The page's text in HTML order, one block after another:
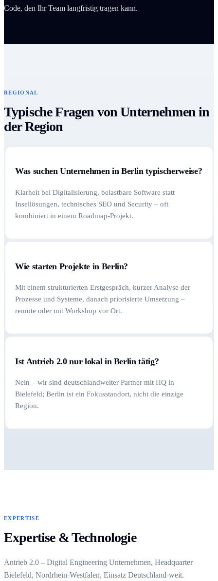
Code, den Ihr Team langfristig tragen kann.
REGIONAL
Typische Fragen von Unternehmen in
der Region
Was suchen Unternehmen in Berlin typischerweise?
Klarheit bei Digitalisierung, belastbare Software statt
Insellösungen, technisches SEO und Security – oft
kombiniert in einem Roadmap-Projekt.
Wie starten Projekte in Berlin?
Mit einem strukturierten Erstgespräch, kurzer Analyse der
Prozesse und Systeme, danach priorisierte Umsetzung –
remote oder mit Workshop vor Ort.
Ist Antrieb 2.0 nur lokal in Berlin tätig?
Nein – wir sind deutschlandweiter Partner mit HQ in
Bielefeld; Berlin ist ein Fokusstandort, nicht die einzige
Region.
EXPERTISE
Expertise & Technologie
Antrieb 2.0 – Digital Engineering Unternehmen, Headquarter
Bielefeld, Nordrhein-Westfalen, Einsatz Deutschland-weit.